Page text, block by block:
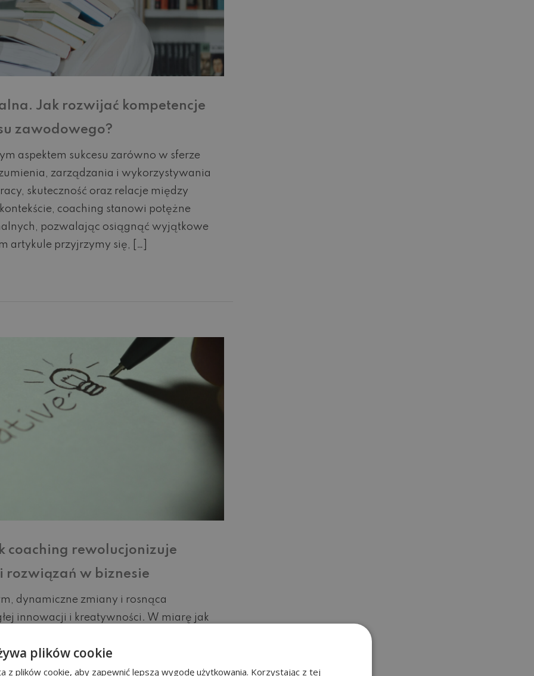
Jak rozwijać kompetencje
zawodowego?
aspektem sukcesu zarówno w sferze
zarządzania i wykorzystywania
skuteczność oraz relacje między
coaching stanowi potężne
pozwalając osiągnąć wyjątkowe
artykule przyjrzymy się, […]
coaching rewolucjonizuje
rozwiązań w biznesie
dynamiczne zmiany i rosnąca
innowacji i kreatywności. W miarę jak
oczekiwania klientów ulegają
się do nowych warunków.
jest zdolność do generowania
plików cookie
z plików cookie, aby zapewnić lepszą wygodę użytkowania. Korzystając z tej